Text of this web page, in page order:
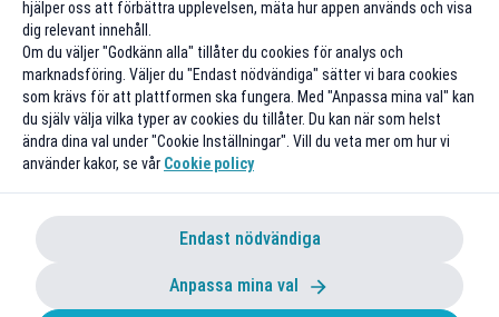
hjälper oss att förbättra upplevelsen, mäta hur appen används och visa
dig relevant innehåll.
Om du väljer "Godkänn alla" tillåter du cookies för analys och
marknadsföring. Väljer du "Endast nödvändiga" sätter vi bara cookies
som krävs för att plattformen ska fungera. Med "Anpassa mina val" kan
du själv välja vilka typer av cookies du tillåter. Du kan när som helst
ändra dina val under "Cookie Inställningar". Vill du veta mer om hur vi
använder kakor, se vår Cookie policy
Endast nödvändiga
Anpassa mina val